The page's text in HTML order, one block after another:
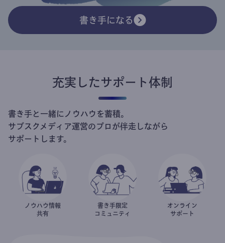
書き手になる
充実したサポート体制
書き手と一緒にノウハウを蓄積。
サブスクメディア運営のプロが伴走しながら
サポートします。
ノウハウ情報
共有
書き手限定
コミュニティ
オンライン
サポート